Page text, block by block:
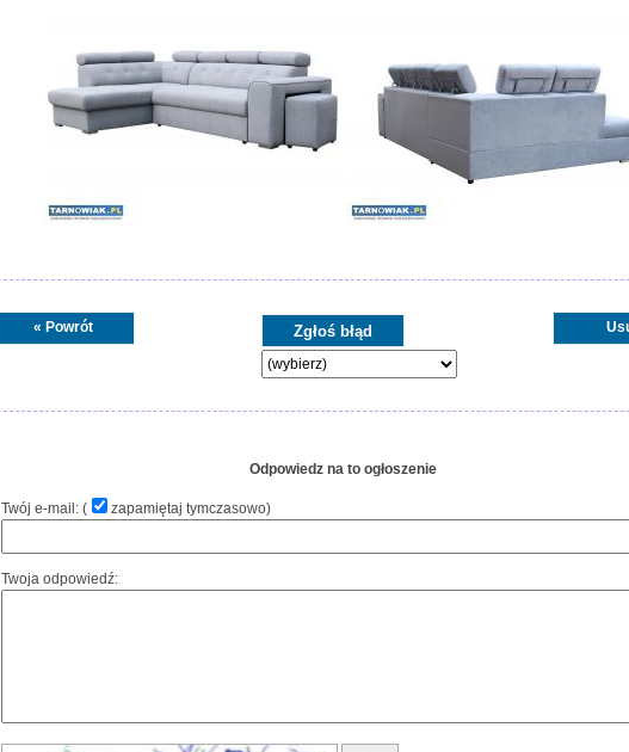
« Powrót
Odpowiedz na to ogłoszenie
Twój e-mail: ( zapamiętaj tymczasowo)
Twoja odpowiedź: